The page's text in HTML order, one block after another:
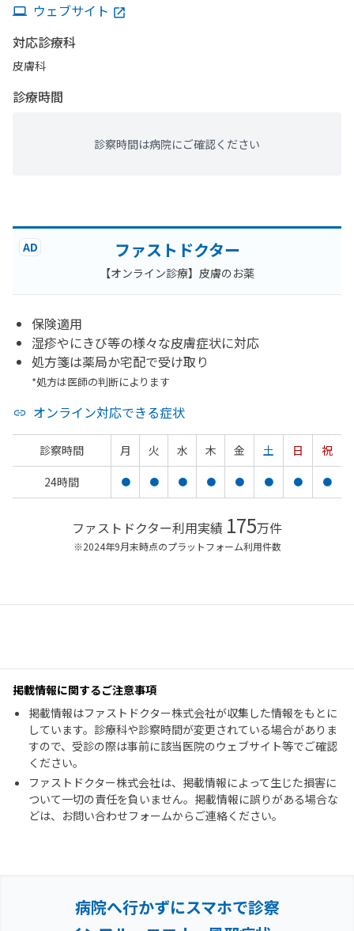
ウェブサイト
対応診療科
皮膚科
診療時間
診察時間は病院にご確認ください
AD ファストドクター
【オンライン診療】皮膚のお薬
保険適用
湿疹やにきび等の様々な皮膚症状に対応
処方箋は薬局か宅配で受け取り
*処方は医師の判断によります
オンライン対応できる症状
診察時間 月 火 水 木 金 土 日
祝
24時間
● ● ● ● ● ● ● ●
ファストドクター利用実績 175万件
※2024年9月末時点のプラットフォーム利用件数
掲載情報に関するご注意事項
掲載情報はファストドクター株式会社が収集した情報をもとに
しています。診療科や診察時間が変更されている場合がありま
すので、受診の際は事前に該当医院のウェブサイト等でご確認
ください。
ファストドクター株式会社は、掲載情報によって生じた損害に
ついて一切の責任を負いません。掲載情報に誤りがある場合な
どは、お問い合わせフォームからご連絡ください。
病院へ行かずにスマホで診察